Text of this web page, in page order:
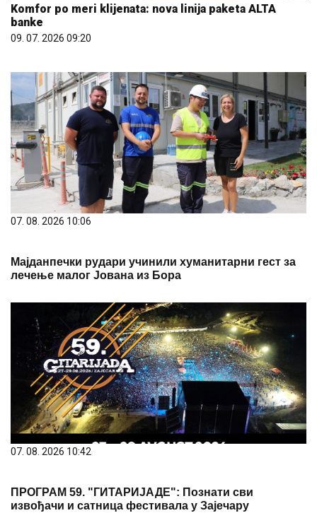
Komfor po meri klijenata: nova linija paketa ALTA
banke
09. 07. 2026 09:20
07. 08. 2026 10:06
Мајданпечки рудари учинили хуманитарни гест за
лечење малог Јована из Бора
07. 08. 2026 10:42
ПРОГРАМ 59. "ГИТАРИЈАДЕ": Познати сви
извођачи и сатница фестивала у Зајечару